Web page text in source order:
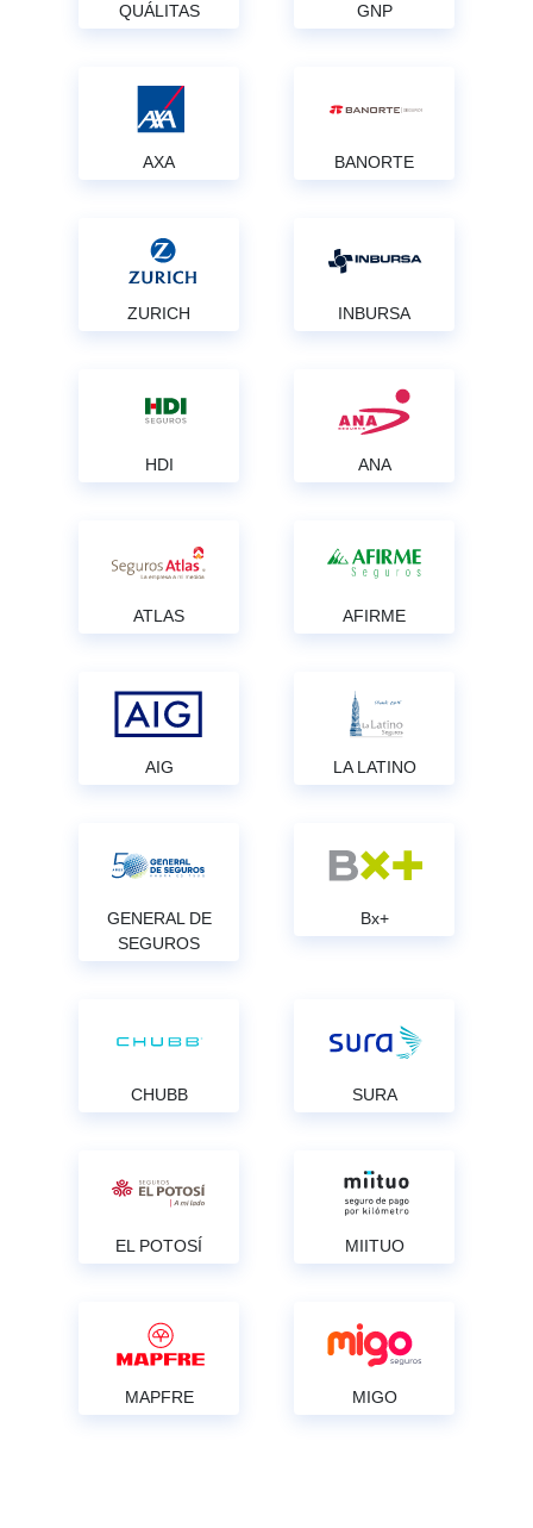
QUÁLITAS GNP
AXA BANORTE
ZURICH INBURSA
HDI ANA
ATLAS AFIRME
AIG LA LATINO
GENERAL DE
SEGUROS
Bx+
CHUBB SURA
EL POTOSÍ MIITUO
MAPFRE MIGO